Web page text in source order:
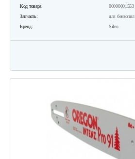
Код товара:
00000001553
Запчасть:
для бензопил
Бренд:
Silen